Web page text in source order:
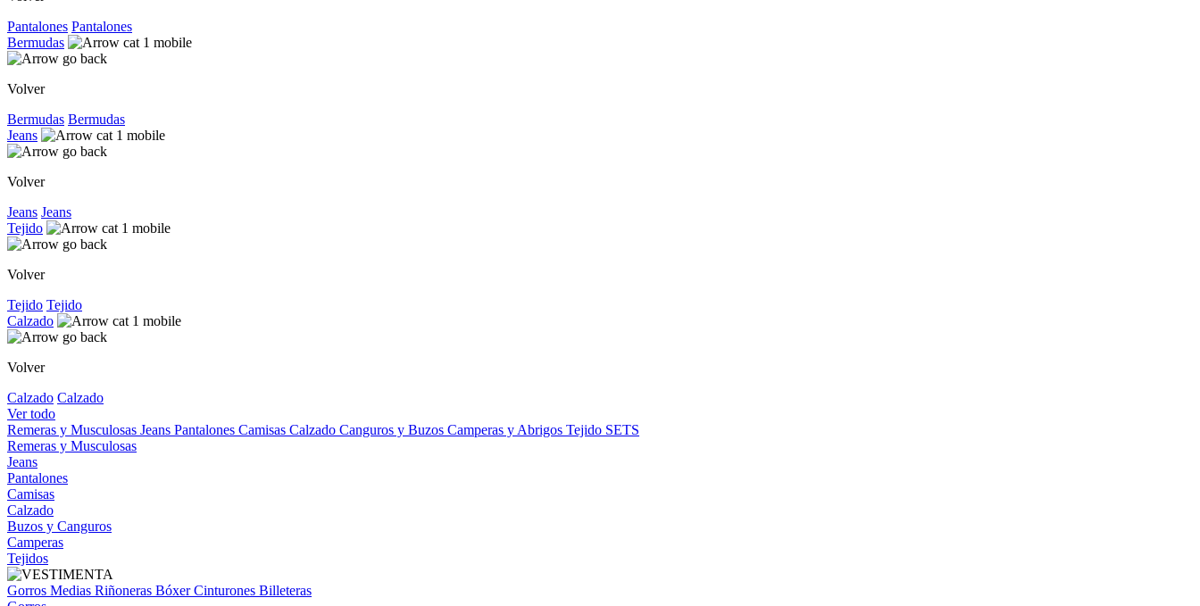
Pantalones Pantalones
Bermudas
Volver
Bermudas Bermudas
Jeans
Volver
Jeans Jeans
Tejido
Volver
Tejido Tejido
Calzado
Volver
Calzado Calzado
Ver todo
Remeras y Musculosas Jeans Pantalones Camisas Calzado Canguros y Buzos Camperas y Abrigos Tejido SETS
Remeras y Musculosas
Jeans
Pantalones
Camisas
Calzado
Buzos y Canguros
Camperas
Tejidos
Gorros Medias Riñoneras BóxerCinturones Billeteras